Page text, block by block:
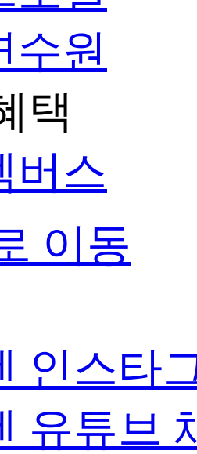
수원
택
버스
이동
인스타
유튜브